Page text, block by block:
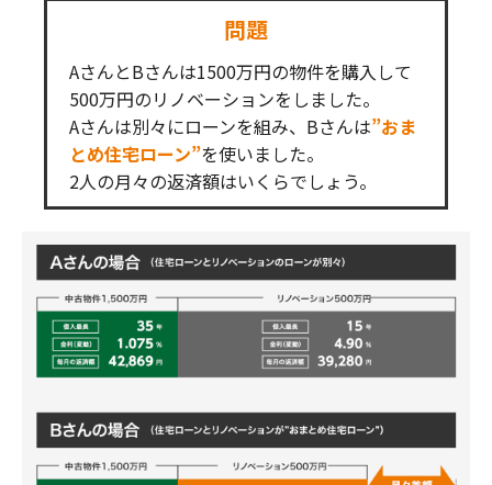
問題
AさんとBさんは1500万円の物件を購入して
500万円のリノベーションをしました。
Aさんは別々にローンを組み、Bさんは”おま
とめ住宅ローン”を使いました。
2人の月々の返済額はいくらでしょう。